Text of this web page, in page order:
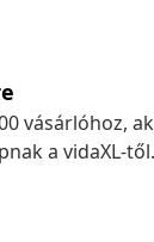
vásárlóhoz,
a vidaXL-től.